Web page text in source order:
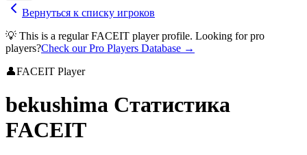
Вернуться к списку игроков
💡 This is a regular FACEIT player profile. Looking for pro
players?Check our Pro Players Database →
👤FACEIT Player
bekushima Статистика
FACEIT